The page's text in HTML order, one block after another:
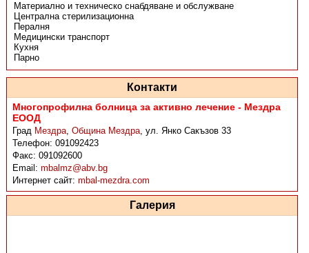
Материално и техническо снабдяване и обслужване
Централна стерилизационна
Пералня
Медицински транспорт
Кухня
Парно
Контакти
Многопрофилна болница за активно лечение - Мездра
ЕООД
Град Мездра,Община Мездра,ул. Янко Сакъзов 33
Телефон:091092423
Факс:091092600
Email:mbalmz@abv.bg
Интернет сайт:mbal-mezdra.com
Галерия